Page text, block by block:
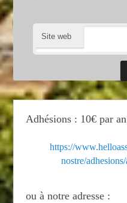
Site web
Adhésions : 10€ par
https://
nostre/
ou à notre adresse :